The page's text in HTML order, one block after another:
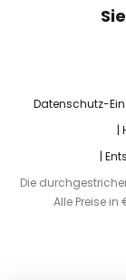
Datenschutz-
Die
Alle Preise in